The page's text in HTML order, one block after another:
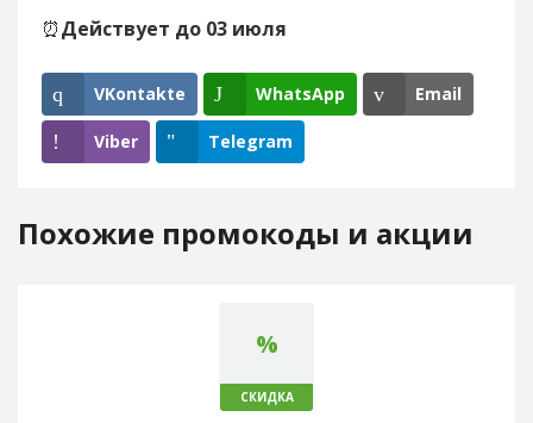
⏰Действует до 03 июля
VKontakte WhatsApp Email
Viber Telegram
Похожие промокоды и акции
%
СКИДКА